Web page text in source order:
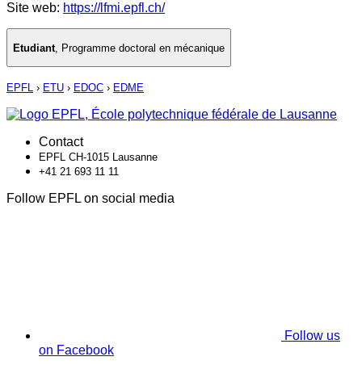
Site web: https://lfmi.epfl.ch/
Etudiant Programme doctoral en mécanique
EPFL › ETU › EDOC › EDME
Contact
EPFL CH-1015 Lausanne
+41 21 693 11 11
Follow EPFL on social media
Follow us
on Facebook